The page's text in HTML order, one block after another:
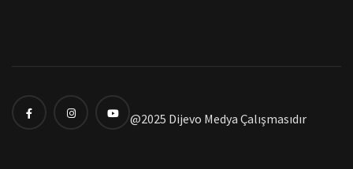
@2025 Dijevo Medya Çalışmasıdır